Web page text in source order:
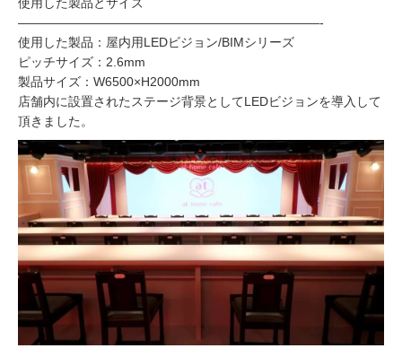
————————————————————————-
使用した製品：屋内用LEDビジョン/BIMシリーズ
ピッチサイズ：2.6mm
製品サイズ：W6500×H2000mm
店舗内に設置されたステージ背景としてLEDビジョンを導入して
頂きました。